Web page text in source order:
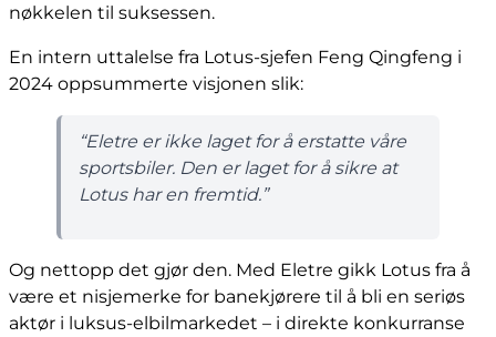
nøkkelen til suksessen.
En intern uttalelse fra Lotus-sjefen Feng Qingfeng i
2024 oppsummerte visjonen slik:
“Eletre er ikke laget for å erstatte våre
sportsbiler. Den er laget for å sikre at
Lotus har en fremtid.”
Og nettopp det gjør den. Med Eletre gikk Lotus fra å
være et nisjemerke for banekjørere til å bli en seriøs
aktør i luksus-elbilmarkedet – i direkte konkurranse